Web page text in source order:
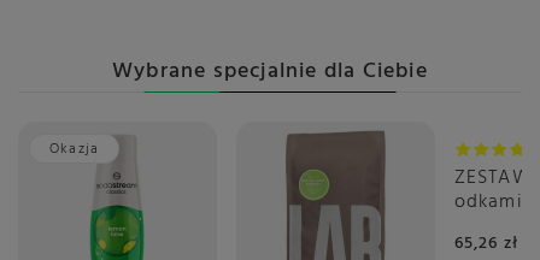
Wybrane specjalnie dla Ciebie
Okazja
65,26 zł